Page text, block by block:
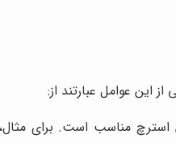
این عوامل عبارتند از:
مناسب است. برای